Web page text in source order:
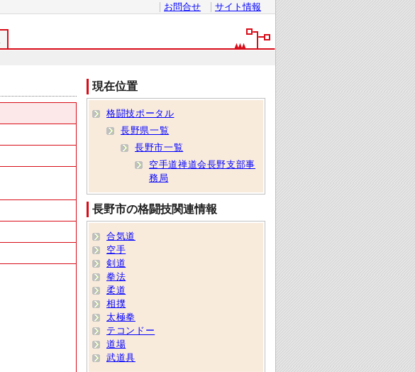
お問合せ サイト情報
現在位置
格闘技ポータル
長野県一覧
長野市一覧
空手道禅道会長野支部事
務局
長野市の格闘技関連情報
合気道
空手
剣道
拳法
柔道
相撲
太極拳
テコンドー
道場
武道具